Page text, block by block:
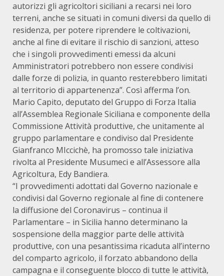
autorizzi gli agricoltori siciliani a recarsi nei loro
terreni, anche se situati in comuni diversi da quello di
residenza, per potere riprendere le coltivazioni,
anche al fine di evitare il rischio di sanzioni, atteso
che i singoli provvedimenti emessi da alcuni
Amministratori potrebbero non essere condivisi
dalle forze di polizia, in quanto resterebbero limitati
al territorio di appartenenza”. Così afferma l’on.
Mario Capito, deputato del Gruppo di Forza Italia
all’Assemblea Regionale Siciliana e componente della
Commissione Attività produttive, che unitamente al
gruppo parlamentare e condiviso dal Presidente
Gianfranco MIccichè, ha promosso tale iniziativa
rivolta al Presidente Musumeci e all’Assessore alla
Agricoltura, Edy Bandiera.
“I provvedimenti adottati dal Governo nazionale e
condivisi dal Governo regionale al fine di contenere
la diffusione del Coronavirus – continua il
Parlamentare – in Sicilia hanno determinano la
sospensione della maggior parte delle attività
produttive, con una pesantissima ricaduta all’interno
del comparto agricolo, il forzato abbandono della
campagna e il conseguente blocco di tutte le attività,